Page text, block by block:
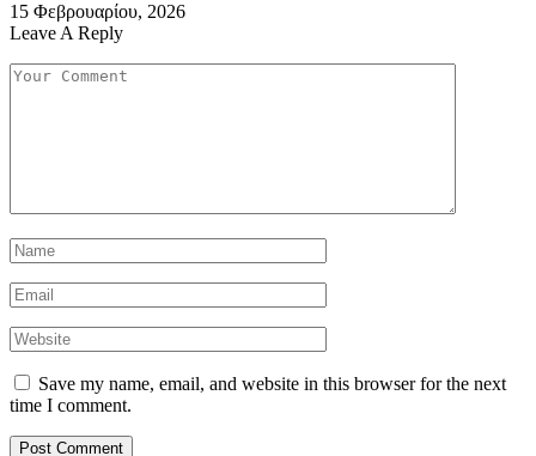
15 Φεβρουαρίου, 2026
Leave A Reply
Save my name, email, and website in this browser for the next
time I comment.